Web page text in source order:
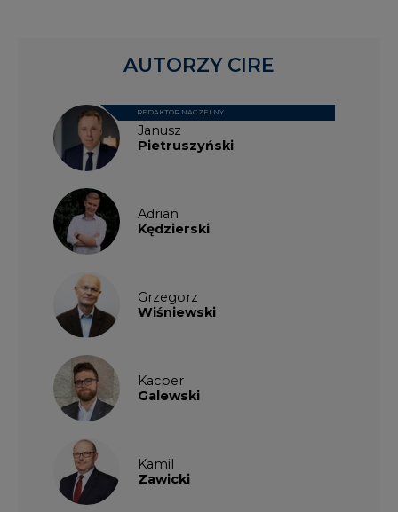
Janusz
Pietruszyński
REDAKTOR NACZELNY
Adrian
Kędzierski
Grzegorz
Wiśniewski
Kacper
Galewski
Kamil
Zawicki
AUTORZY CIRE